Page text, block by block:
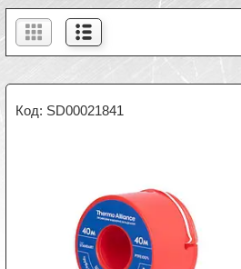
SD00021841